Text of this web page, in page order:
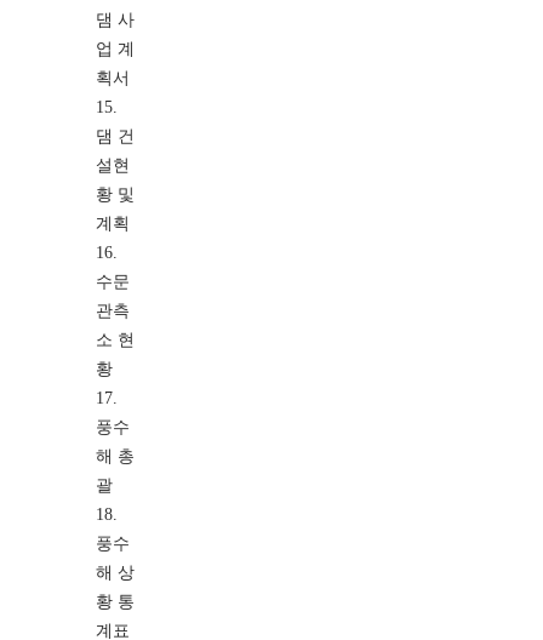
댐 사
업 계
획서
15.
댐 건
설현
황 및
계획
16.
수문
관측
소 현
황
17.
풍수
해 총
괄
18.
풍수
해 상
황 통
계표